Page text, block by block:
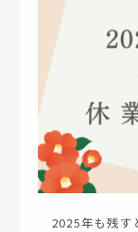
2025年も残す